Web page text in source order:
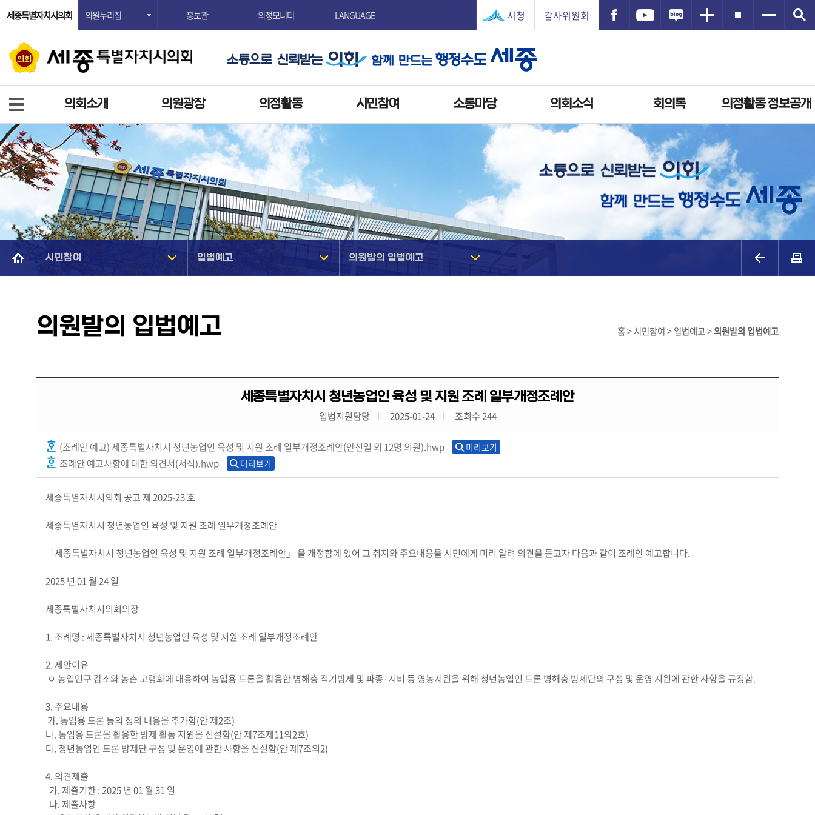
세종특별자치시의회 의원누리집 홍보관 의정모니터 LANGUAGE 시청 감사위원회
의회소개 의원광장 의정활동 시민참여 소통마당 의회소식 회의록 의정활동 정보공개
시민참여 입법예고 의원발의 입법예고
홈 > 시민참여 > 입법예고 >의원발의 입법예고
의원발의 입법예고
세종특별자치시 청년농업인 육성 및 지원 조례 일부개정조례안
입법지원담당 2025-01-24 조회수 244
(조례안 예고) 세종특별자치시 청년농업인 육성 및 지원 조례 일부개정조례안(안신일 외 12명 의원).hwp 미리보기
조례안 예고사항에 대한 의견서(서식).hwp 미리보기
세종특별자치시의회 공고 제 2025-23 호
세종특별자치시 청년농업인 육성 및 지원 조례 일부개정조례안
「세종특별자치시 청년농업인 육성 및 지원 조례 일부개정조례안」 을 개정함에 있어 그 취지와 주요내용을 시민에게 미리 알려 의견을 듣고자 다음과 같이 조례안 예고합니다.
2025 년 01 월 24 일
세종특별자치시의회의장
1. 조례명 : 세종특별자치시 청년농업인 육성 및 지원 조례 일부개정조례안
2. 제안이유
ㅇ 농업인구 감소와 농촌 고령화에 대응하여 농업용 드론을 활용한 병해충 적기방제 및 파종·시비 등 영농지원을 위해 청년농업인 드론 병해충 방제단의 구성 및 운영 지원에 관한 사항을 규정함.
3. 주요내용
가. 농업용 드론 등의 정의 내용을 추가함(안 제2조)
나. 농업용 드론을 활용한 방제 활동 지원을 신설함(안 제7조제11의2호)
다. 청년농업인 드론 방제단 구성 및 운영에 관한 사항을 신설함(안 제7조의2)
4. 의견제출
가. 제출기한 : 2025 년 01 월 31 일
나. 제출사항